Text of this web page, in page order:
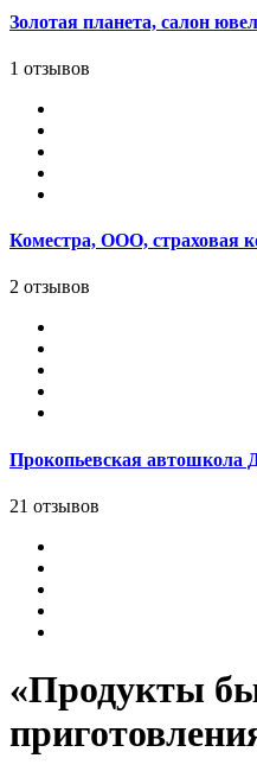
Золотая планета, салон
1 отзывов
Коместра, ООО, страховая
2 отзывов
Прокопьевская
21 отзывов
«Продукты